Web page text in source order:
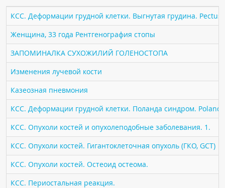
ПАЦИЕНТАМ
Где пройти обследование
Компьютерная томография (КТ)
Магнитно-резонансная томография (МРТ)
Спросить врача
ПОМОЩЬ
КСС. Деформации грудной клетки. Выгнутая грудина. Pectus
Женщина, 33 года Рентгенография стопы
ЗАПОМИНАЛКА СУХОЖИЛИЙ ГОЛЕНОСТОПА
Изменения лучевой кости
Казеозная пневмония
КСС. Деформации грудной клетки. Поланда синдром. Poland
КСС. Опухоли костей и опухолеподобные заболевания. 1.
КСС. Опухоли костей. Гигантоклеточная опухоль (ГКО, GCT)
КСС. Опухоли костей. Остеоид остеома.
КСС. Периостальная реакция.